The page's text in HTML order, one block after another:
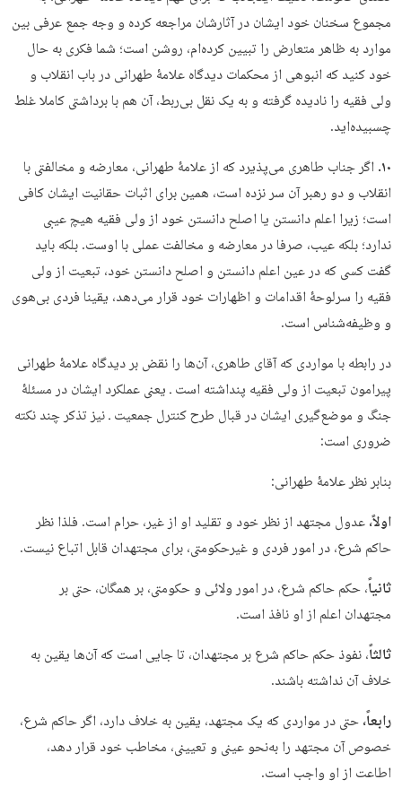
مجموع سخنان خود ایشان در آثارشان مراجعه کرده و وجه جمع عرفی بین
موارد به ظاهر متعارض را تبیین کرده‌ام، روشن است؛ شما فکری به حال
خود کنید که انبوهی از محکمات دیدگاه علامۀ طهرانی در باب انقلاب و
ولی فقیه را نادیده گرفته و به یک نقل بی‌ربط، آن هم با برداشتی کاملا غلط
چسبیده‌اید.
۱۰. اگر جناب طاهری می‌پذیرد که از علامۀ طهرانی، معارضه و مخالفتی با
انقلاب و دو رهبر آن سر نزده است، همین برای اثبات حقانیت ایشان کافی
است؛ زیرا اعلم‌ دانستن یا اصلح‌ دانستن خود از ولی فقیه هیچ عیبی
ندارد؛ بلکه عیب، صرفا در معارضه و مخالفت عملی با اوست. بلکه باید
گفت کسی که در عین اعلم‌ دانستن و اصلح‌ دانستن خود، تبعیت از ولی
فقیه را سرلوحۀ اقدامات و اظهارات خود قرار می‌دهد، یقینا فردی بی‌هوی
و وظیفه‌شناس است.
در رابطه با مواردی که آقای طاهری، آن‌ها را نقض بر دیدگاه علامۀ طهرانی
پیرامون تبعیت از ولی فقیه پنداشته است ـ یعنی عملکرد ایشان در مسئلۀ
جنگ و موضع‌گیری ایشان در قبال طرح کنترل جمعیت ـ نیز تذکر چند نکته
ضروری است:
بنابر نظر علامۀ طهرانی:
اولاً،عدول مجتهد از نظر خود و تقلید او از غیر، حرام است. فلذا نظر
حاکم شرع، در امور فردی و غیرحکومتی، برای مجتهدان قابل اتباع نیست.
ثانیاً، حکم حاکم شرع، در امور ولائی و حکومتی، بر همگان، حتی بر
مجتهدان اعلم از او نافذ است.
ثالثاً، نفوذ حکم حاکم شرع بر مجتهدان، تا جایی است که آن‌ها یقین به
خلاف آن نداشته باشند.
رابعاً،حتی در مواردی که یک مجتهد، یقین به خلاف دارد، اگر حاکم شرع،
خصوص آن مجتهد را به‌نحو عینی و تعیینی، مخاطب خود قرار دهد،
اطاعت از او واجب است.